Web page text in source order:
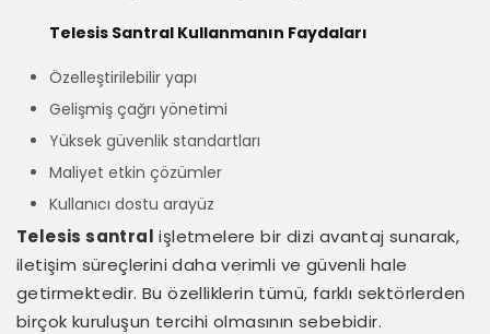
Telesis Santral Kullanmanın Faydaları
Özelleştirilebilir yapı
Gelişmiş çağrı yönetimi
Yüksek güvenlik standartları
Maliyet etkin çözümler
Kullanıcı dostu arayüz
Telesis santral işletmelere bir dizi avantaj sunarak,
iletişim süreçlerini daha verimli ve güvenli hale
getirmektedir. Bu özelliklerin tümü, farklı sektörlerden
birçok kuruluşun tercihi olmasının sebebidir.